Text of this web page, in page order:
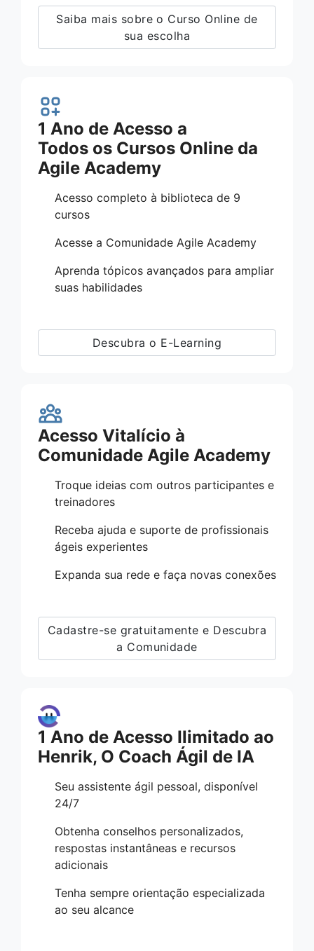
Saiba mais sobre o Curso Online de
sua escolha
1 Ano de Acesso a
Todos os Cursos Online da
Agile Academy
Acesso completo à biblioteca de 9
cursos
Acesse a Comunidade Agile Academy
Aprenda tópicos avançados para ampliar
suas habilidades
Descubra o E-Learning
Acesso Vitalício à
Comunidade Agile Academy
Troque ideias com outros participantes e
treinadores
Receba ajuda e suporte de profissionais
ágeis experientes
Expanda sua rede e faça novas conexões
Cadastre-se gratuitamente e Descubra
a Comunidade
1 Ano de Acesso Ilimitado ao
Henrik, O Coach Ágil de IA
Seu assistente ágil pessoal, disponível
24/7
Obtenha conselhos personalizados,
respostas instantâneas e recursos
adicionais
Tenha sempre orientação especializada
ao seu alcance